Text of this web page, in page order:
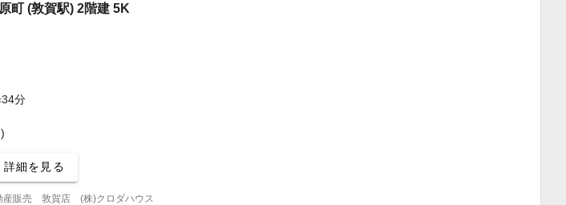
町 (敦賀駅) 2階建 5K
分
詳細を見る
産販売 敦賀店 (株)クロダハウス